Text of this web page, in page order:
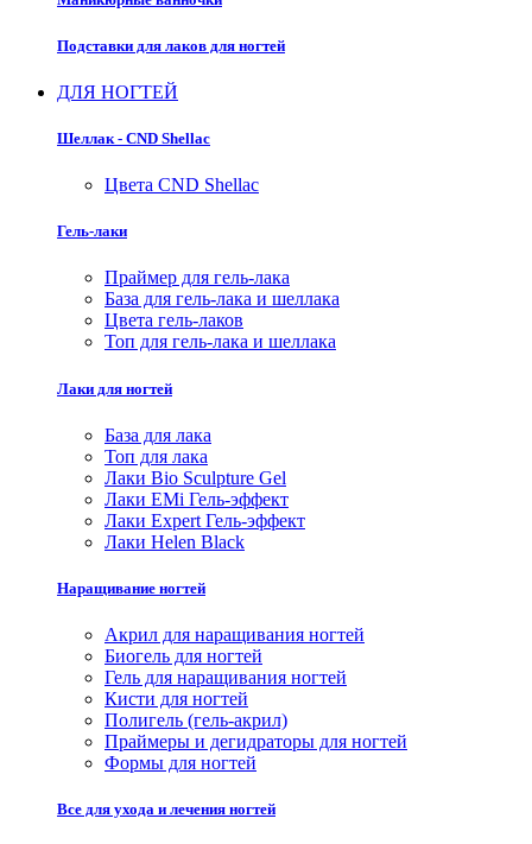
Подставки для лаков для ногтей
ДЛЯ НОГТЕЙ
Шеллак - CND Shellac
Цвета CND Shellac
Гель-лаки
Праймер для гель-лака
База для гель-лака и шеллака
Цвета гель-лаков
Топ для гель-лака и шеллака
Лаки для ногтей
База для лака
Топ для лака
Лаки Bio Sculpture Gel
Лаки EMi Гель-эффект
Лаки Expert Гель-эффект
Лаки Helen Black
Наращивание ногтей
Акрил для наращивания ногтей
Биогель для ногтей
Гель для наращивания ногтей
Кисти для ногтей
Полигель (гель-акрил)
Праймеры и дегидраторы для ногтей
Формы для ногтей
Все для ухода и лечения ногтей